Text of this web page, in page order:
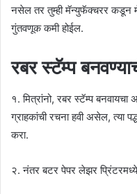
नसेल तर तुम्ही मॅन्युफॅक्चरर
गुंतवणूक कमी होईल.
रबर स्टॅम्प
१. मित्रांनो, रबर स्टॅम्प बनवायचा
ग्राहकांची रचना हवी असेल, त्या
करा.
२. नंतर बटर पेपर लेझर